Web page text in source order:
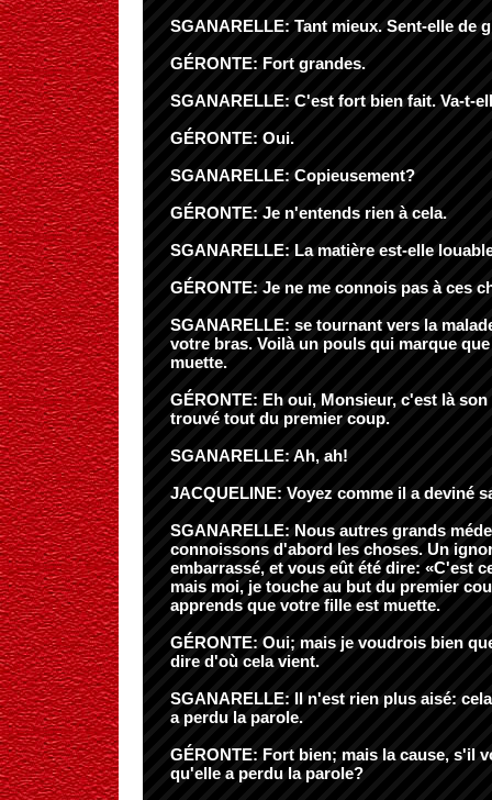
SGANARELLE: Tant mieux. Sent-elle de
GÉRONTE: Fort grandes.
SGANARELLE: C'est fort bien fait. Va-t-
GÉRONTE: Oui.
SGANARELLE: Copieusement?
GÉRONTE: Je n'entends rien à cela.
SGANARELLE: La matière est-elle
GÉRONTE: Je ne me connois pas à ces
SGANARELLE: se tournant vers la
votre bras. Voilà un pouls qui marque
muette.
GÉRONTE: Eh oui, Monsieur, c'est là
trouvé tout du premier coup.
SGANARELLE: Ah, ah!
JACQUELINE: Voyez comme il a deviné
SGANARELLE: Nous autres grands
connoissons d'abord les choses. Un
embarrassé, et vous eût été dire: «C'est
mais moi, je touche au but du premier
apprends que votre fille est muette.
GÉRONTE: Oui; mais je voudrois bien
dire d'où cela vient.
SGANARELLE: Il n'est rien plus aisé:
a perdu la parole.
GÉRONTE: Fort bien; mais la cause, s'il
qu'elle a perdu la parole?